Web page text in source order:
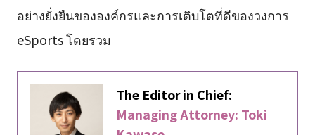
อย่างยั่งยืนขององค์กรและการเติบโตที่ดีของวงการ
eSports โดยรวม
The Editor in Chief:
Managing Attorney: Toki